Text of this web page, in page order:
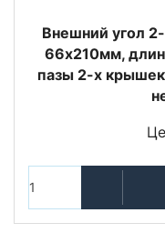
Внешний угол
66х210мм,
пазы 2-х